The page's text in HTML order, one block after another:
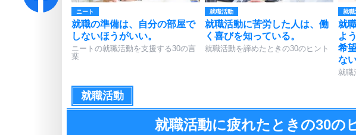
ニート
就職の準備は、自分の部屋で
しないほうがいい。
ニートの就職活動を支援する30の言
葉
就職活動
就職活動に苦労した人は、働
く喜びを知っている。
就職活動を諦めたときの30のヒント
就職
就
よ
希
ない
就職
就職活動
就職活動に疲れたときの30の